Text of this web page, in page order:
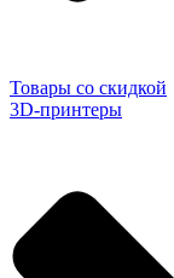
Товары со скидкой
3D-принтеры